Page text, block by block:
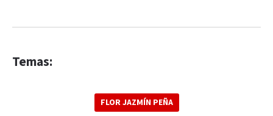
Temas:
FLOR JAZMÍN PEÑA